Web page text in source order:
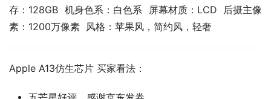
存：128GB  机身色系：白色系  屏幕材质：LCD  后摄主像
素：1200万像素  风格：苹果风，简约风，轻奢
Apple A13仿生芯片 买家看法：